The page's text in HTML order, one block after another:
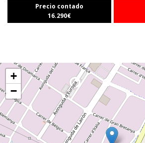
Precio contado
16.290€
+
−